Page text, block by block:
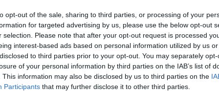
opt-out of the sale, sharing to third parties, or processing of your
for targeted advertising by us, please use the below opt-out
selection. Please note that after your opt-out request is processed
interest-based ads based on personal information utilized by us
to third parties prior to your opt-out. You may separately
of your personal information by third parties on the IAB’s list of
This information may also be disclosed by us to third parties on the
Participants that may further disclose it to other third parties.